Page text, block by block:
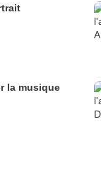
la musique